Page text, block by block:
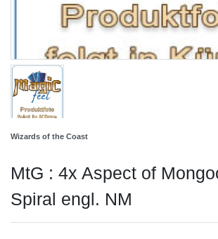
Wizards of the Coast
MtG : 4x Aspect of
Spiral engl. NM